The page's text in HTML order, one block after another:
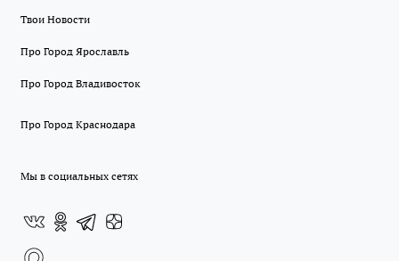
Твои Новости
Про Город Ярославль
Про Город Владивосток
Про Город Краснодара
Мы в социальных сетях